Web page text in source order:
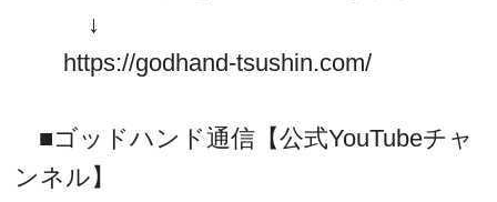
↓
https://godhand-tsushin.com/
■ゴッドハンド通信【公式YouTubeチャ
ンネル】